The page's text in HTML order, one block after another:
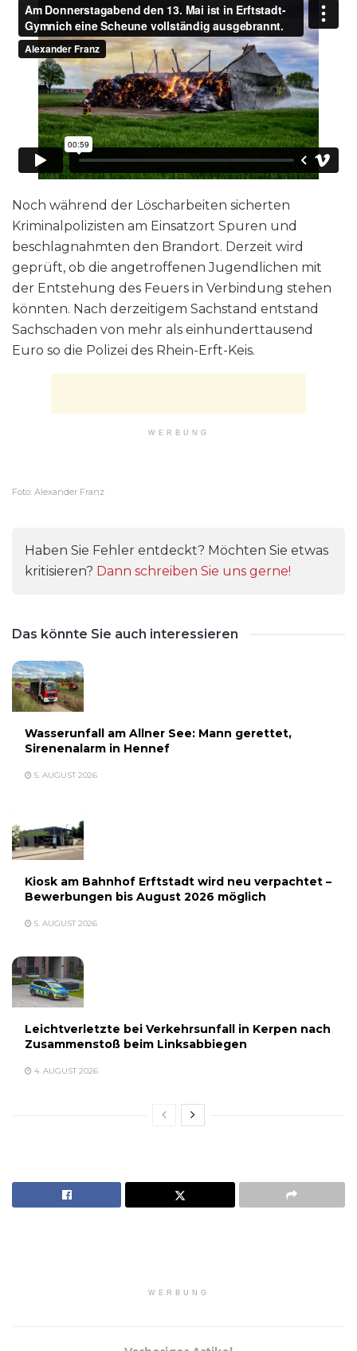
Noch während der Löscharbeiten sicherten
Kriminalpolizisten am Einsatzort Spuren und
beschlagnahmten den Brandort. Derzeit wird
geprüft, ob die angetroffenen Jugendlichen mit
der Entstehung des Feuers in Verbindung stehen
könnten. Nach derzeitigem Sachstand entstand
Sachschaden von mehr als einhunderttausend
Euro so die Polizei des Rhein-Erft-Keis.
WERBUNG
Foto: Alexander Franz
Haben Sie Fehler entdeckt? Möchten Sie etwas
kritisieren? Dann schreiben Sie uns gerne!
Das könnte Sie auch interessieren
Wasserunfall am Allner See: Mann gerettet,
Sirenenalarm in Hennef
5. AUGUST 2026
Kiosk am Bahnhof Erftstadt wird neu verpachtet –
Bewerbungen bis August 2026 möglich
5. AUGUST 2026
Leichtverletzte bei Verkehrsunfall in Kerpen nach
Zusammenstoß beim Linksabbiegen
4. AUGUST 2026
WERBUNG